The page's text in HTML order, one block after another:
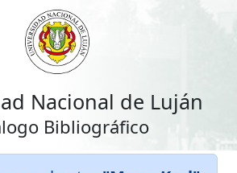
Nacional de Luján
Bibliográfico